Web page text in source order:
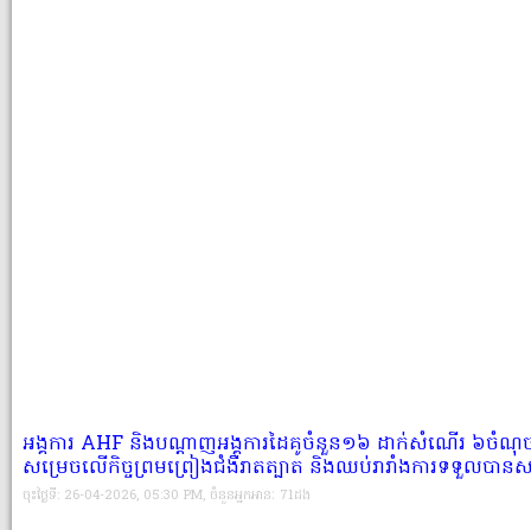
អង្គការ AHF និងបណ្តាញអង្គការដៃគូចំនួន១៦ ដាក់សំណើរ ៦ចំ
សម្រេចលើកិច្ចព្រមព្រៀង​ជំងឺរាតត្បាត និងឈប់រារាំងការទទួលបា
ចុះថ្ងៃទី: 26-04-2026, 05:30 PM, ចំនួនអ្នកអានៈ 71ដង